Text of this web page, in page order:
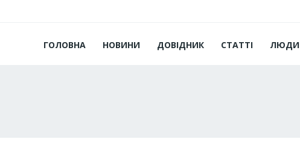
ГОЛОВНА НОВИНИ ДОВІДНИК СТАТТІ ЛЮДИ